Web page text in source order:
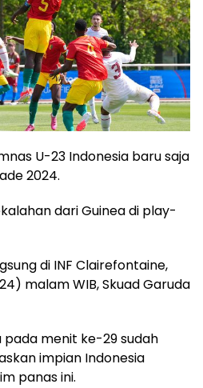
U-23 Indonesia baru saja
2024.
dari Guinea di play-
di INF Clairefontaine,
malam WIB, Skuad Garuda
pada menit ke-29 sudah
impian Indonesia
panas ini.